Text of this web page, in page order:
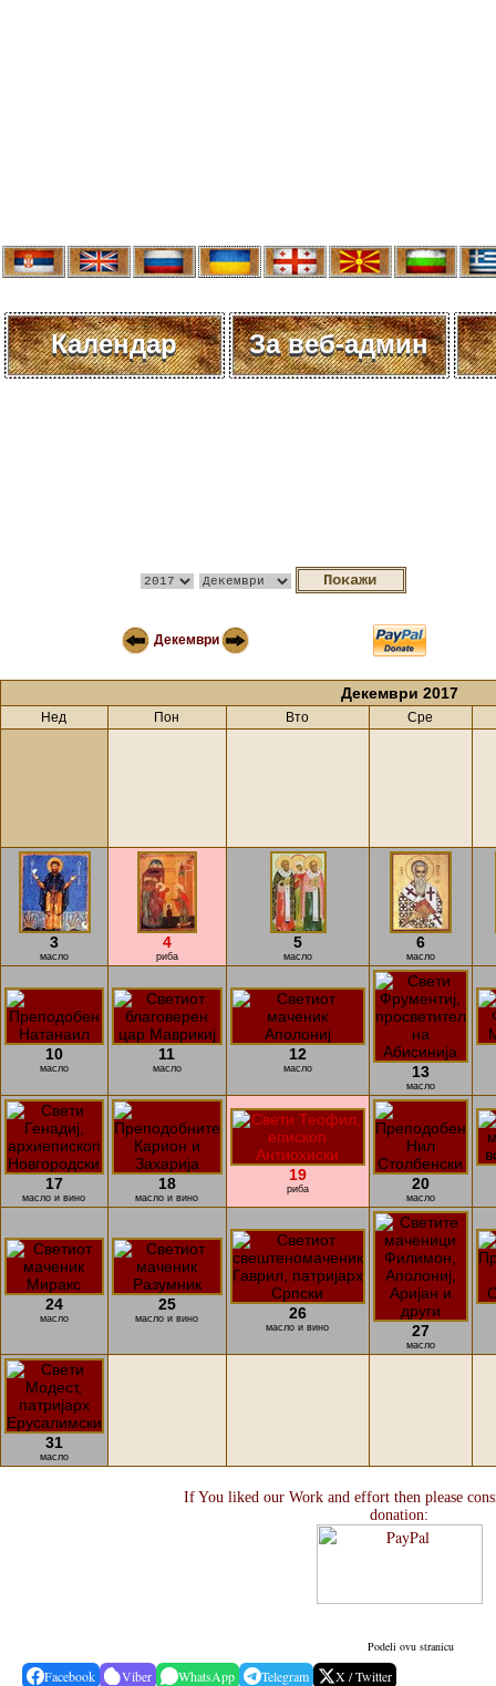
Календар За веб-админ
Декември
Декември 2017
Нед Пон Вто Сре
3
масло
4
риба
5
масло
6
масло
10
масло
11
масло
12
масло 13
масло
17
масло и вино
18
масло и вино
19
риба 20
масло
24
масло
25
масло и вино 26
масло и вино 27
масло
31
масло
If You liked our Work and effort then please
donation:
Podeli ovu stranicu
Facebook Viber WhatsApp Telegram X / Twitter